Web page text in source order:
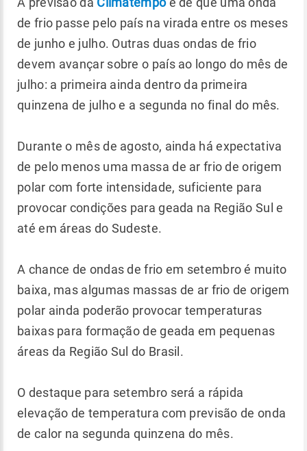
de frio passe pelo país na virada entre os meses
de junho e julho. Outras duas ondas de frio
devem avançar sobre o país ao longo do mês de
julho: a primeira ainda dentro da primeira
quinzena de julho e a segunda no final do mês.
Durante o mês de agosto, ainda há expectativa
de pelo menos uma massa de ar frio de origem
polar com forte intensidade, suficiente para
provocar condições para geada na Região Sul e
até em áreas do Sudeste.
A chance de ondas de frio em setembro é muito
baixa, mas algumas massas de ar frio de origem
polar ainda poderão provocar temperaturas
baixas para formação de geada em pequenas
áreas da Região Sul do Brasil.
O destaque para setembro será a rápida
elevação de temperatura com previsão de onda
de calor na segunda quinzena do mês.